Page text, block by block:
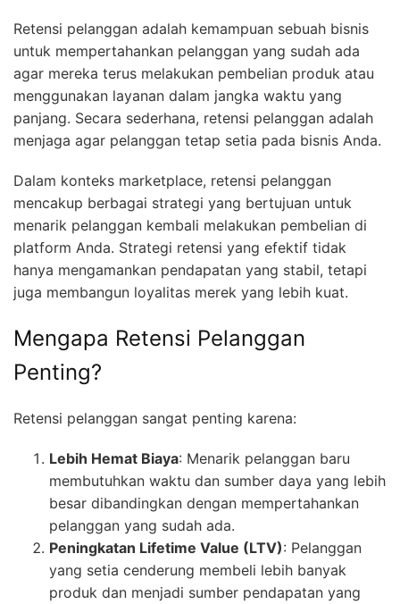
Retensi pelanggan adalah kemampuan sebuah bisnis
untuk mempertahankan pelanggan yang sudah ada
agar mereka terus melakukan pembelian produk atau
menggunakan layanan dalam jangka waktu yang
panjang. Secara sederhana, retensi pelanggan adalah
menjaga agar pelanggan tetap setia pada bisnis Anda.
Dalam konteks marketplace, retensi pelanggan
mencakup berbagai strategi yang bertujuan untuk
menarik pelanggan kembali melakukan pembelian di
platform Anda. Strategi retensi yang efektif tidak
hanya mengamankan pendapatan yang stabil, tetapi
juga membangun loyalitas merek yang lebih kuat.
Mengapa Retensi Pelanggan
Penting?
Retensi pelanggan sangat penting karena:
Lebih Hemat Biaya: Menarik pelanggan baru
membutuhkan waktu dan sumber daya yang lebih
besar dibandingkan dengan mempertahankan
pelanggan yang sudah ada.
Peningkatan Lifetime Value (LTV): Pelanggan
yang setia cenderung membeli lebih banyak
produk dan menjadi sumber pendapatan yang